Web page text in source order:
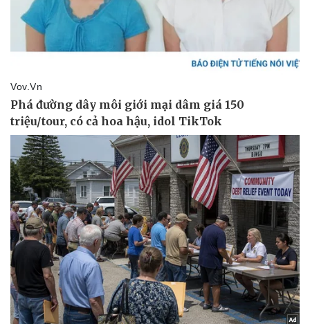
Pháp luật
Quân sự - Quốc phòng
Vũ khí
Việt Nam